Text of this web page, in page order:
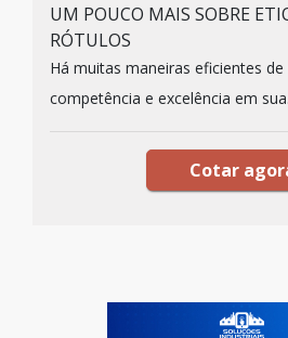
UM POUCO MAIS SOBRE
RÓTULOS
Há muitas maneiras eficientes
competência e excelência em
Cotar